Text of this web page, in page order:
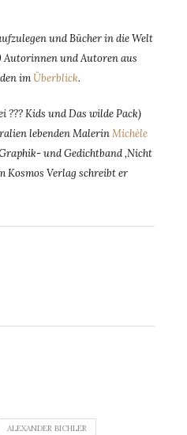
und Bücher in die Welt
Autorinnen und Autoren aus
imÜberblick.
??? Kids und Das wilde Pack)
lebenden MalerinMichèle
und Gedichtband ‚Nicht
Kosmos Verlag schreibt er
ALEXANDER BICHLER